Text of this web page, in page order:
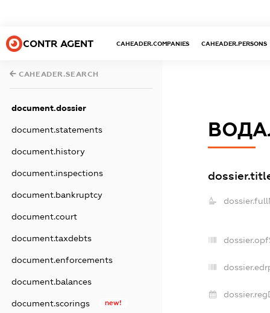
CONTR AGENT CAHEADER.COMPANIES CAHEADER.PERSONS
CAHEADER.SEARCH
document.dossier
document.statements
document.history
document.inspections
document.bankruptcy
document.court
document.taxdebts
document.enforcements
document.balances
document.scorings new!